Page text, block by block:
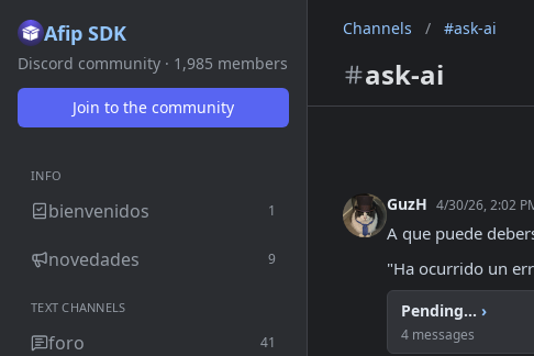
Afip SDK
Discord community · 1,985 members
Join to the community
INFO
bienvenidos 1
novedades 9
TEXT CHANNELS
foro 41
Channels / #ask-ai
ask-ai
GuzH 4/30/26, 2:02
A que puede
"Ha ocurrido un
Pending... ›
4 messages